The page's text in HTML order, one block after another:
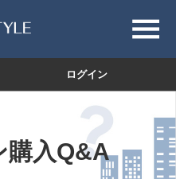
ログイン
購入Q&A